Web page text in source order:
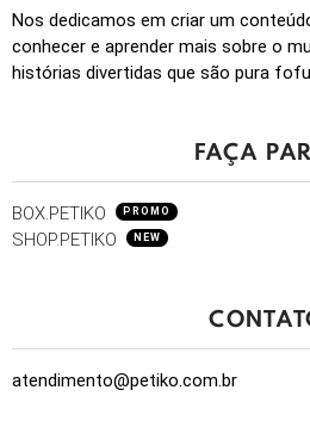
Nos dedicamos em criar um
conhecer e aprender mais sobre o
FAÇA
BOX.PETIKO PROMO